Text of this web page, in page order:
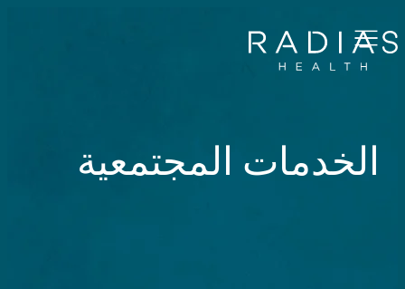
Menu
الخدمات المجتمعية